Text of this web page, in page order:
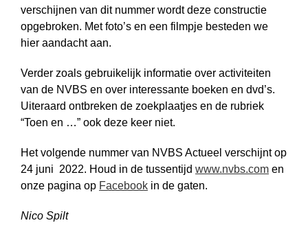
verschijnen van dit nummer wordt deze constructie
opgebroken. Met foto’s en een filmpje besteden we
hier aandacht aan.
Verder zoals gebruikelijk informatie over activiteiten
van de NVBS en over interes­sante boeken en dvd’s.
Uiteraard ont­breken de zoek­plaatjes en de rubriek
“Toen en …” ook deze keer niet.
Het volgende nummer van NVBS Actueel verschijnt op
24 juni 2022. Houd in de tussentijd www.nvbs.com en
onze pagina op Facebook in de gaten.
Nico Spilt